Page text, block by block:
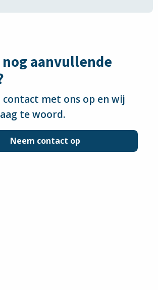
aanvullende
contact met ons op en wij
te woord.
Neem contact op